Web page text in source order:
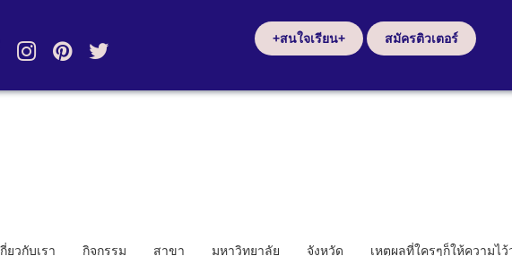
+สนใจเรียน+ สมัครติวเตอร์
กี่ยวกับเรา กิจกรรม สาขา มหาวิทยาลัย จังหวัด เหตุผลที่ใครๆก็ให้ความไว้